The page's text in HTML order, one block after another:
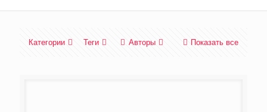
Категории Теги Авторы Показать все